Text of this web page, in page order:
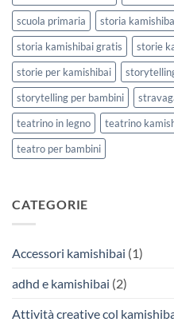
scuola primaria
storia
storia kamishibai gratis
storie
storie per kamishibai
storytelling per bambini
teatrino in legno
teatrino
teatro per bambini
CATEGORIE
Accessori kamishibai (1)
adhd e kamishibai (2)
Attività creative col